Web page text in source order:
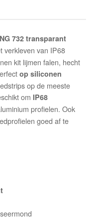
732 transparant
verkleven van IP68
kit lijmen falen, hecht
op siliconen
op de meeste
om IP68
profielen. Ook
goed af te